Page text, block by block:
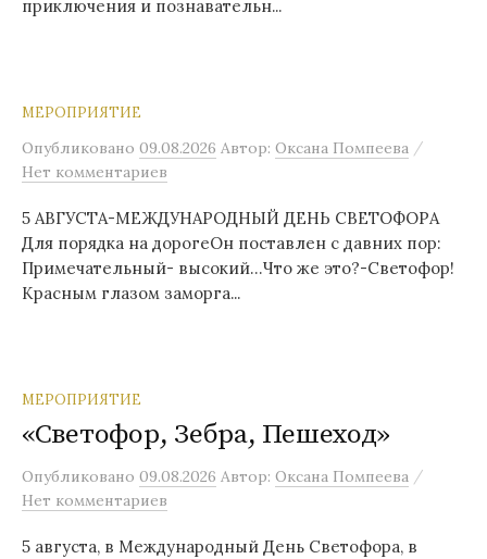
приключения и познавательн...
МЕРОПРИЯТИЕ
Опубликовано 09.08.2026 Автор: Оксана Помпеева /
Нет комментариев
5 АВГУСТА-МЕЖДУНАРОДНЫЙ ДЕНЬ СВЕТОФОРА
Для порядка на дорогеОн поставлен с давних пор:
Примечательный- высокий…Что же это?-Светофор!
Красным глазом заморга...
МЕРОПРИЯТИЕ
«Светофор, Зебра, Пешеход»
Опубликовано 09.08.2026 Автор: Оксана Помпеева /
Нет комментариев
5 августа, в Международный День Светофора, в